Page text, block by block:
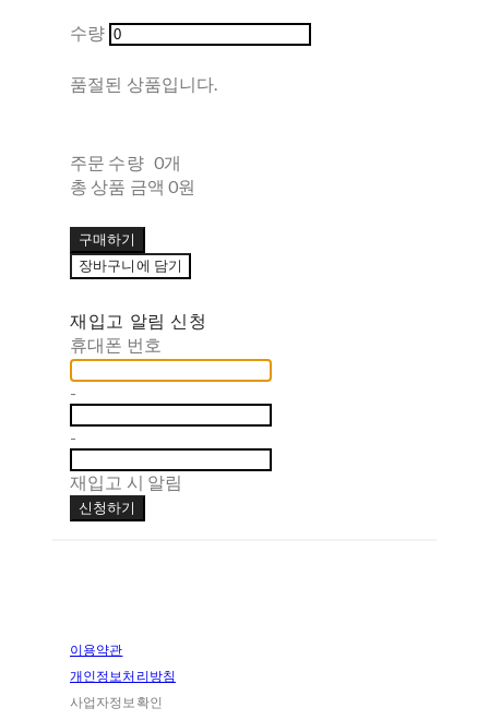
수량
품절된 상품입니다.
주문 수량 0개
총 상품 금액 0원
구매하기
장바구니에 담기
재입고 알림 신청
휴대폰 번호
-
-
재입고 시 알림
신청하기
이용약관
개인정보처리방침
사업자정보확인